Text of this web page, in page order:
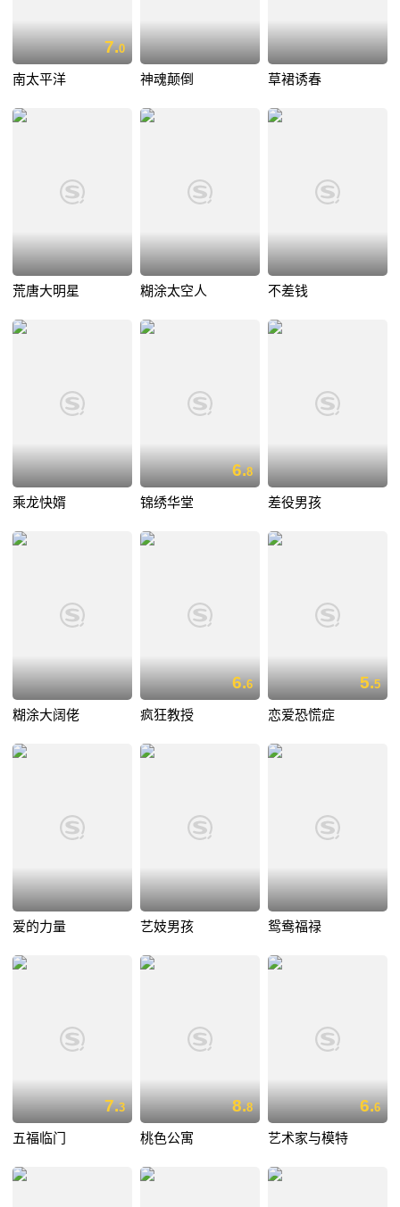
7.0
南太平洋 神魂颠倒 草裙诱春
荒唐大明星 糊涂太空人 不差钱
乘龙快婿
6.8
锦绣华堂 差役男孩
糊涂大阔佬
6.6
疯狂教授
5.5
恋爱恐慌症
爱的力量 艺妓男孩 鸳鸯福禄
7.3
五福临门
8.8
桃色公寓
6.6
艺术家与模特